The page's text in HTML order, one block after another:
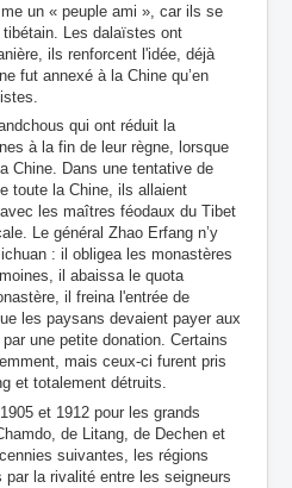
un « peuple ami », car ils se
Les dalaïstes ont
ils renforcent l'idée, déjà
fut annexé à la Chine qu’en
qui ont réduit la
à la fin de leur règne, lorsque
Chine. Dans une tentative de
toute la Chine, ils allaient
les maîtres féodaux du Tibet
Le général Zhao Erfang n’y
: il obligea les monastères
il abaissa le quota
il freina l'entrée de
les paysans devaient payer aux
une petite donation. Certains
mais ceux-ci furent pris
et totalement détruits.
et 1912 pour les grands
de Litang, de Dechen et
suivantes, les régions
la rivalité entre les seigneurs